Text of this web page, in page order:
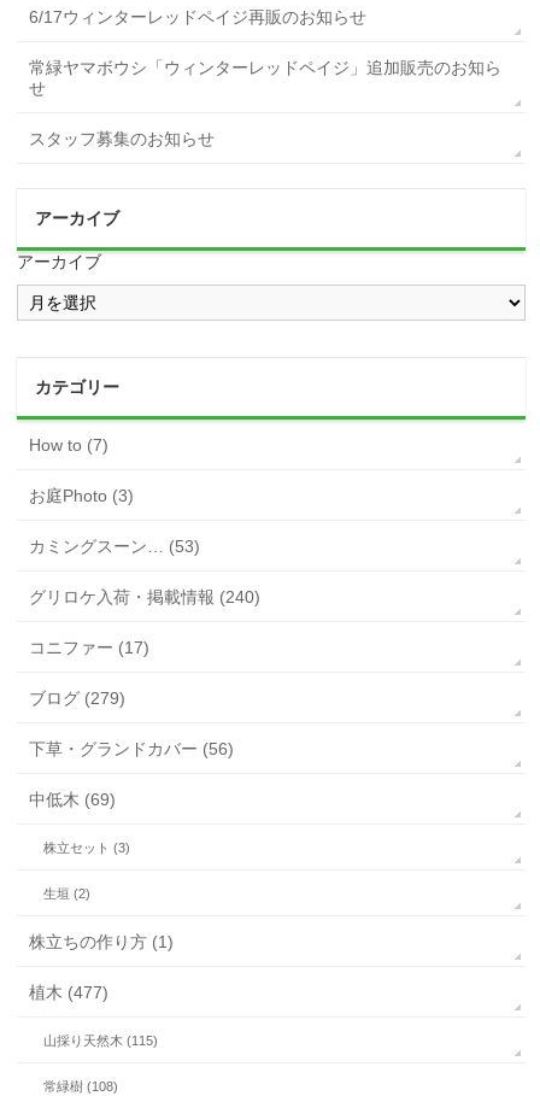
6/17ウィンターレッドペイジ再販のお知らせ
常緑ヤマボウシ「ウィンターレッドペイジ」追加販売のお知ら
せ
スタッフ募集のお知らせ
アーカイブ
アーカイブ
カテゴリー
How to (7)
お庭Photo (3)
カミングスーン… (53)
グリロケ入荷・掲載情報 (240)
コニファー (17)
ブログ (279)
下草・グランドカバー (56)
中低木 (69)
株立セット (3)
生垣 (2)
株立ちの作り方 (1)
植木 (477)
山採り天然木 (115)
常緑樹 (108)